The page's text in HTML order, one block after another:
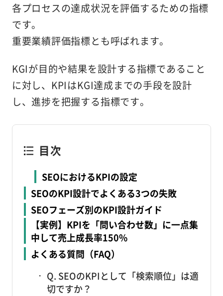
各プロセスの達成状況を評価するための指標
です。
重要業績評価指標とも呼ばれます。
KGIが目的や結果を設計する指標であること
に対し、KPIはKGI達成までの手段を設計
し、進捗を把握する指標です。
目次
SEOにおけるKPIの設定
SEOのKPI設計でよくある3つの失敗
SEOフェーズ別のKPI設計ガイド
【実例】KPIを「問い合わせ数」に一点集
中して売上成長率150%
よくある質問（FAQ）
Q. SEOのKPIとして「検索順位」は適
切ですか？